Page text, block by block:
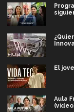
El
Aula